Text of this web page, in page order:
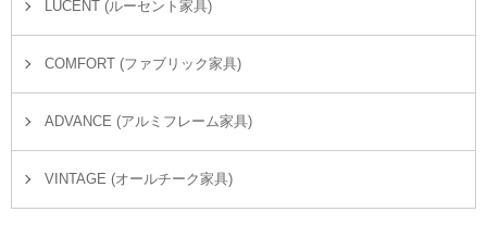
LUCENT (ルーセント家具)
COMFORT (ファブリック家具)
ADVANCE (アルミフレーム家具)
VINTAGE (オールチーク家具)